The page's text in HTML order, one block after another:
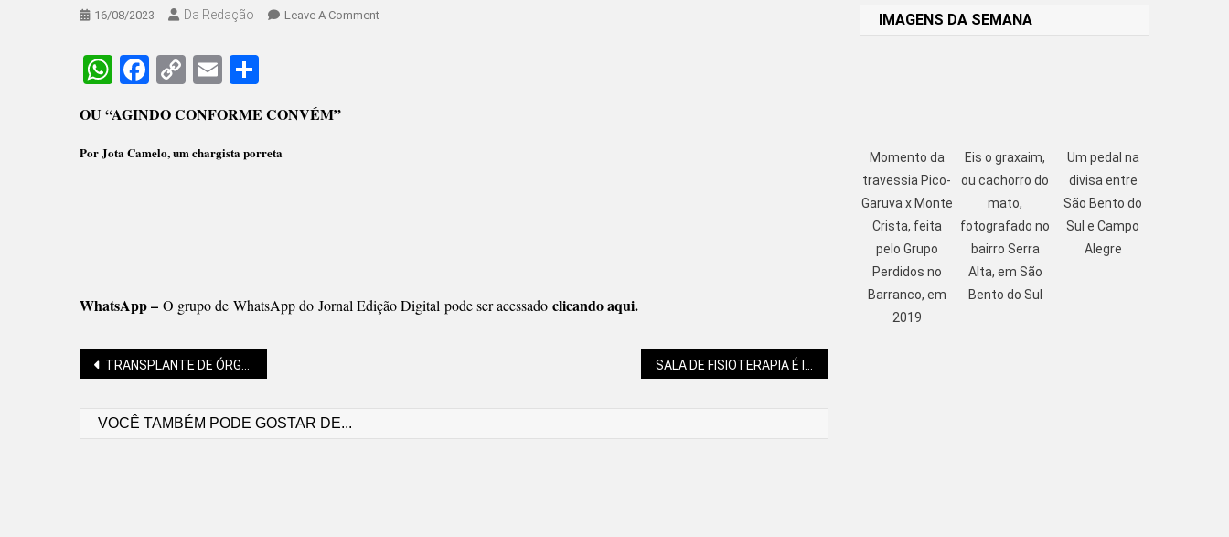
16/08/2023 Da Redação Leave A CommentOn
WhatsApp
Facebook
CopyEmail
OU “AGINDO CONFORME CONVÉM”
Por Jota Camelo, um chargista porreta
WhatsApp – O grupo de WhatsApp do Jornal Edição Digital pode ser acessado clicando aqui.
Navegação
TRANSPLANTE DE ÓRGÃOS EM SC: PARCERIA MOSTRA-SE FUNDAMENTAL
VOCÊ TAMBÉM PODE GOSTAR DE...
IMAGENS DA SEMANA
Momento da
travessia Pico-
Garuva x Monte
Crista, feita
pelo Grupo
Perdidos no
Barranco, em
2019
Eis o graxaim,
ou cachorro do
mato,
fotografado no
bairro Serra
Alta, em São
Bento do Sul
Um pedal na
divisa entre
São Bento do
Sul e Campo
Alegre